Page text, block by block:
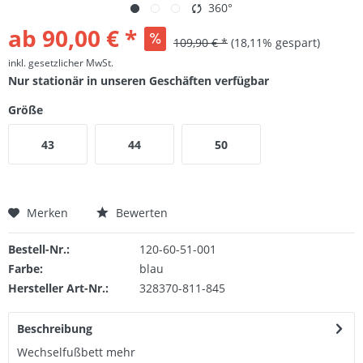
360°
ab 90,00 € * 109,90 € * (18,11% gespart)
inkl. gesetzlicher MwSt.
Nur stationär in unseren Geschäften verfügbar
Größe
43 44 50
Merken Bewerten
Bestell-Nr.:
120-60-51-001
Farbe:
blau
Hersteller Art-Nr.:
328370-811-845
Beschreibung
Wechselfußbett mehr